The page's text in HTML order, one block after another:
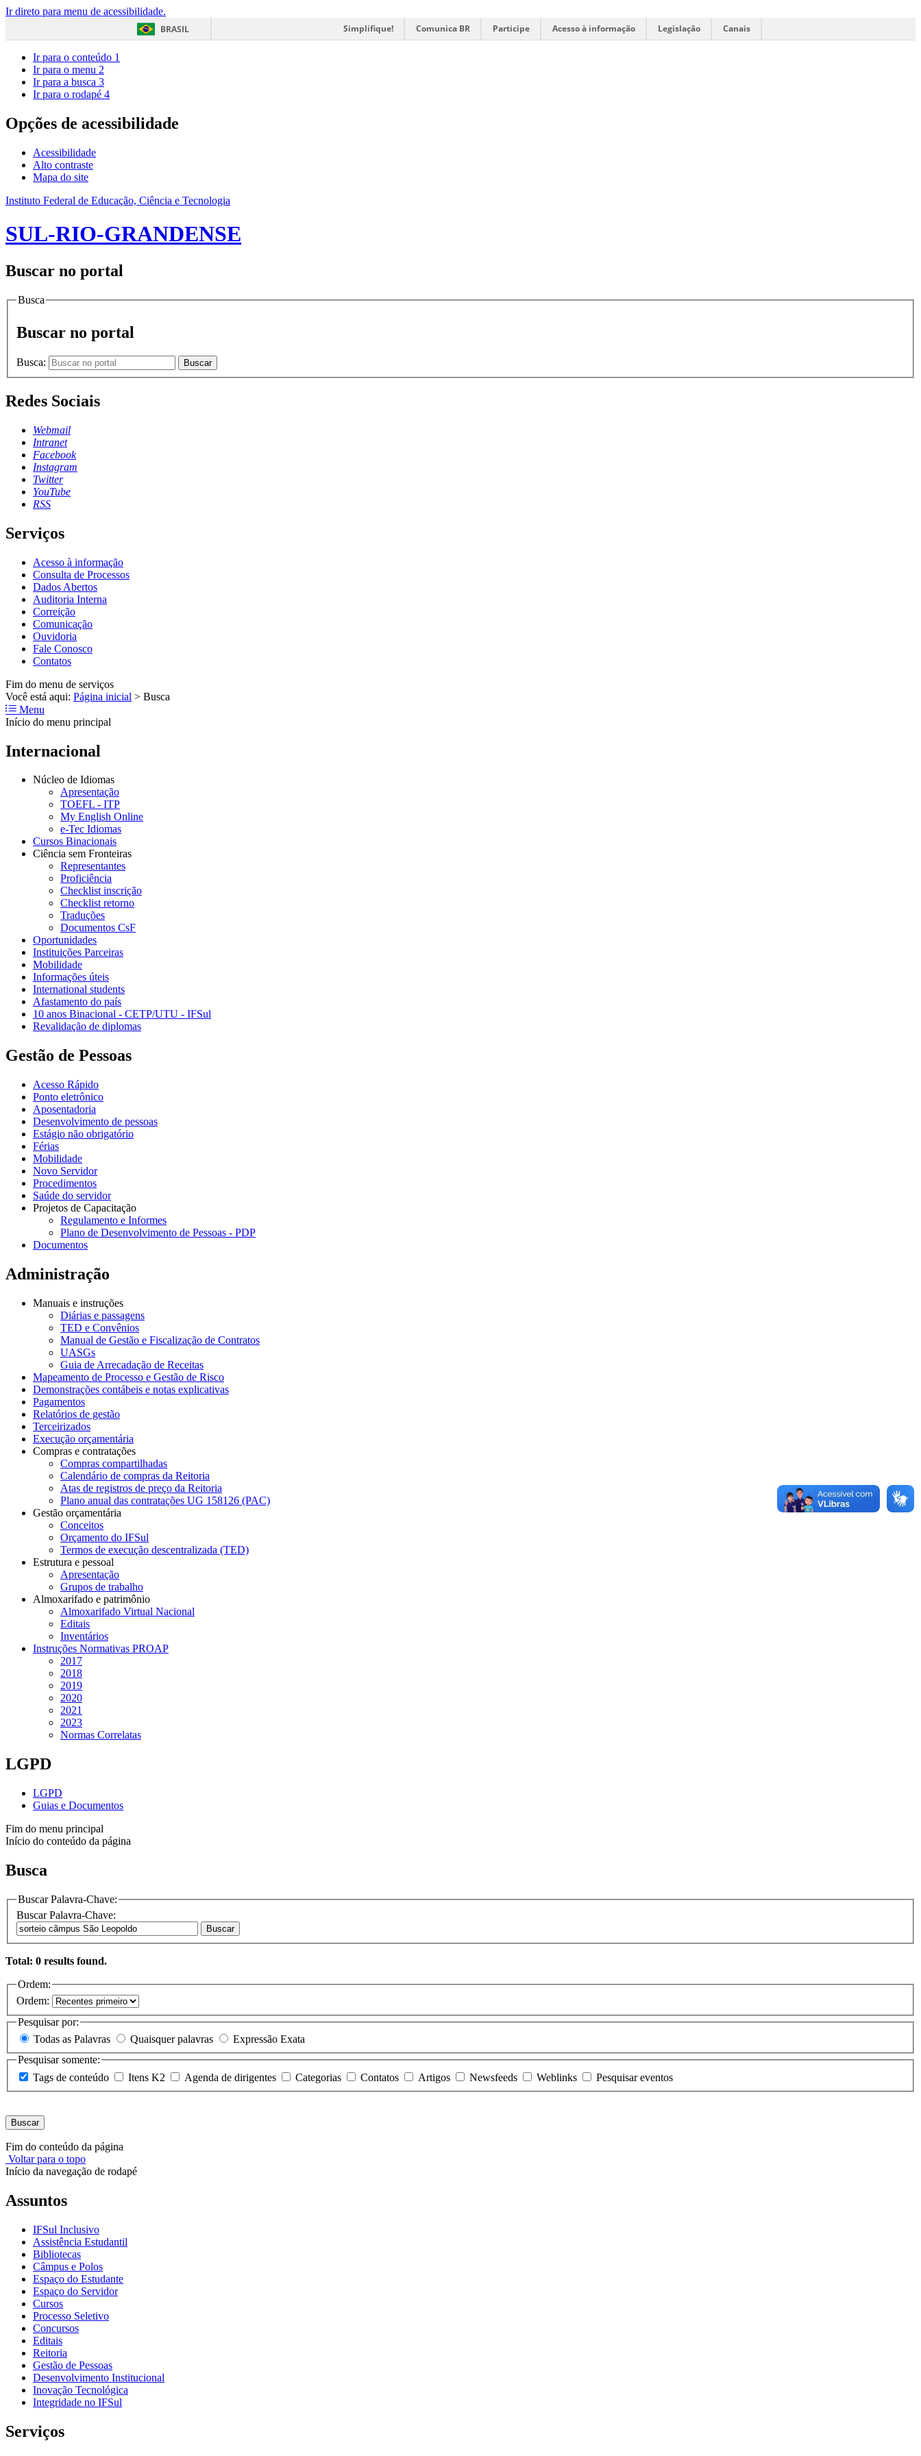
Ir direto para menu de acessibilidade.
BRASIL
Simplifique! Comunica BR Participe Acesso à informação Legislação Canais
Ir para o conteúdo 1
Ir para o menu 2
Ir para a busca 3
Ir para o rodapé 4
Opções de acessibilidade
Acessibilidade
Alto contraste
Mapa do site
Instituto Federal de Educação, Ciência e Tecnologia
SUL-RIO-GRANDENSE
Buscar no portal
Busca
Buscar no portal
Busca: Buscar
Redes Sociais
Webmail
Intranet
Facebook
Instagram
Twitter
YouTube
RSS
Serviços
Acesso à informação
Consulta de Processos
Dados Abertos
Auditoria Interna
Correição
Comunicação
Ouvidoria
Fale Conosco
Contatos
Fim do menu de serviços
Você está aqui: Página inicial > Busca
Menu
Início do menu principal
Internacional
Núcleo de Idiomas
Apresentação
TOEFL - ITP
My English Online
e-Tec Idiomas
Cursos Binacionais
Ciência sem Fronteiras
Representantes
Proficiência
Checklist inscrição
Checklist retorno
Traduções
Documentos CsF
Oportunidades
Instituições Parceiras
Mobilidade
Informações úteis
International students
Afastamento do país
10 anos Binacional - CETP/UTU - IFSul
Revalidação de diplomas
Gestão de Pessoas
Acesso Rápido
Ponto eletrônico
Aposentadoria
Desenvolvimento de pessoas
Estágio não obrigatório
Férias
Mobilidade
Novo Servidor
Procedimentos
Saúde do servidor
Projetos de Capacitação
Regulamento e Informes
Plano de Desenvolvimento de Pessoas - PDP
Documentos
Administração
Manuais e instruções
Diárias e passagens
TED e Convênios
Manual de Gestão e Fiscalização de Contratos
UASGs
Guia de Arrecadação de Receitas
Mapeamento de Processo e Gestão de Risco
Demonstrações contábeis e notas explicativas
Pagamentos
Relatórios de gestão
Terceirizados
Execução orçamentária
Compras e contratações
Compras compartilhadas
Calendário de compras da Reitoria
Atas de registros de preço da Reitoria
Plano anual das contratações UG 158126 (PAC)
Gestão orçamentária
Conceitos
Orçamento do IFSul
Termos de execução descentralizada (TED)
Estrutura e pessoal
Apresentação
Grupos de trabalho
Almoxarifado e patrimônio
Almoxarifado Virtual Nacional
Editais
Inventários
Instruções Normativas PROAP
2017
2018
2019
2020
2021
2023
Normas Correlatas
LGPD
LGPD
Guias e Documentos
Fim do menu principal
Início do conteúdo da página
Busca
Buscar Palavra-Chave:
Buscar Palavra-Chave:
Buscar
Total: 0 results found.
Ordem:
Ordem:
Pesquisar por:
Todas as Palavras
Quaisquer palavras
Expressão Exata
Pesquisar somente:
Tags de conteúdo
Itens K2 Agenda de dirigentes Categorias Contatos Artigos Newsfeeds Weblinks Pesquisar eventos
Buscar
Fim do conteúdo da página
Voltar para o topo
Início da navegação de rodapé
Assuntos
IFSul Inclusivo
Assistência Estudantil
Bibliotecas
Câmpus e Polos
Espaço do Estudante
Espaço do Servidor
Cursos
Processo Seletivo
Concursos
Editais
Reitoria
Gestão de Pessoas
Desenvolvimento Institucional
Inovação Tecnológica
Integridade no IFSul
Serviços